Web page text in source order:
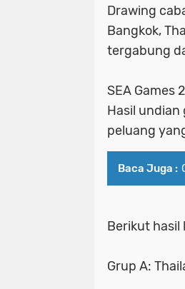
Drawing
Bangkok,
tergabung
SEA Games
Hasil
peluang
Baca Juga :
Berikut hasil
Grup A: